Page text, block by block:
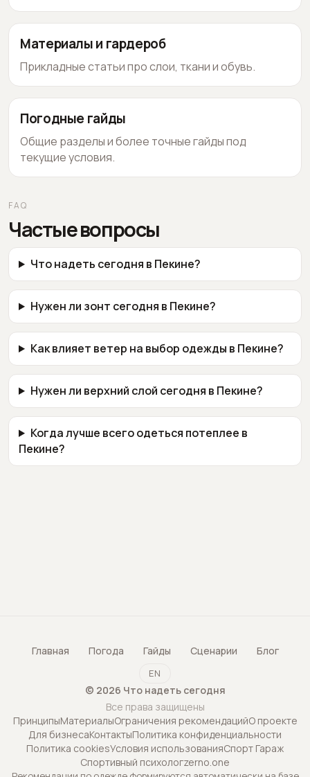
Материалы и гардероб
Прикладные статьи про слои, ткани и обувь.
Погодные гайды
Общие разделы и более точные гайды под
текущие условия.
FAQ
Частые вопросы
Что надеть сегодня в Пекине?
Нужен ли зонт сегодня в Пекине?
Как влияет ветер на выбор одежды в Пекине?
Нужен ли верхний слой сегодня в Пекине?
Когда лучше всего одеться потеплее в
Пекине?
Главная Погода Гайды Сценарии Блог
EN
© 2026 Что надеть сегодня
Все права защищены
ПринципыМатериалыОграничения рекомендацийО проекте
Для бизнесаКонтактыПолитика конфиденциальности
Политика cookiesУсловия использованияСпорт Гараж
Спортивный психологzerno.one